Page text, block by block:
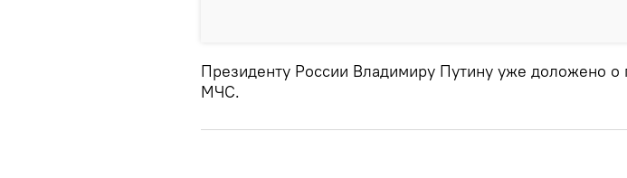
Президенту России Владимиру Путину уже доложено о
МЧС.